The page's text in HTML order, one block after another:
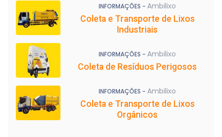
INFORMAÇÕES - Ambilixo
Coleta e Transporte de Lixos
Industriais
INFORMAÇÕES - Ambilixo
Coleta de Resíduos Perigosos
INFORMAÇÕES - Ambilixo
Coleta e Transporte de Lixos
Orgânicos